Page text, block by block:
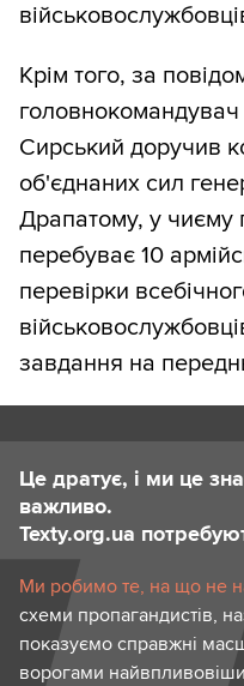
Крім того, за
Сирський доручив
об'єднаних сил
Драпатому, у чиєму
перебуває 10
перевірки
завдання на
Це дратує, і ми це
важливо.
Texty.org.ua
Ми робимо те, на що не
схеми пропагандистів,
показуємо справжні
ворогами